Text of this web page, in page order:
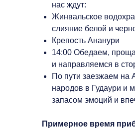
нас ждут:
Жинвальское
слияние белой и
Крепость Ананури
14:00 Обедаем,
и направляемся в
По пути заезжаем на
народов в Гудаури и
запасом эмоций и
Примерное время